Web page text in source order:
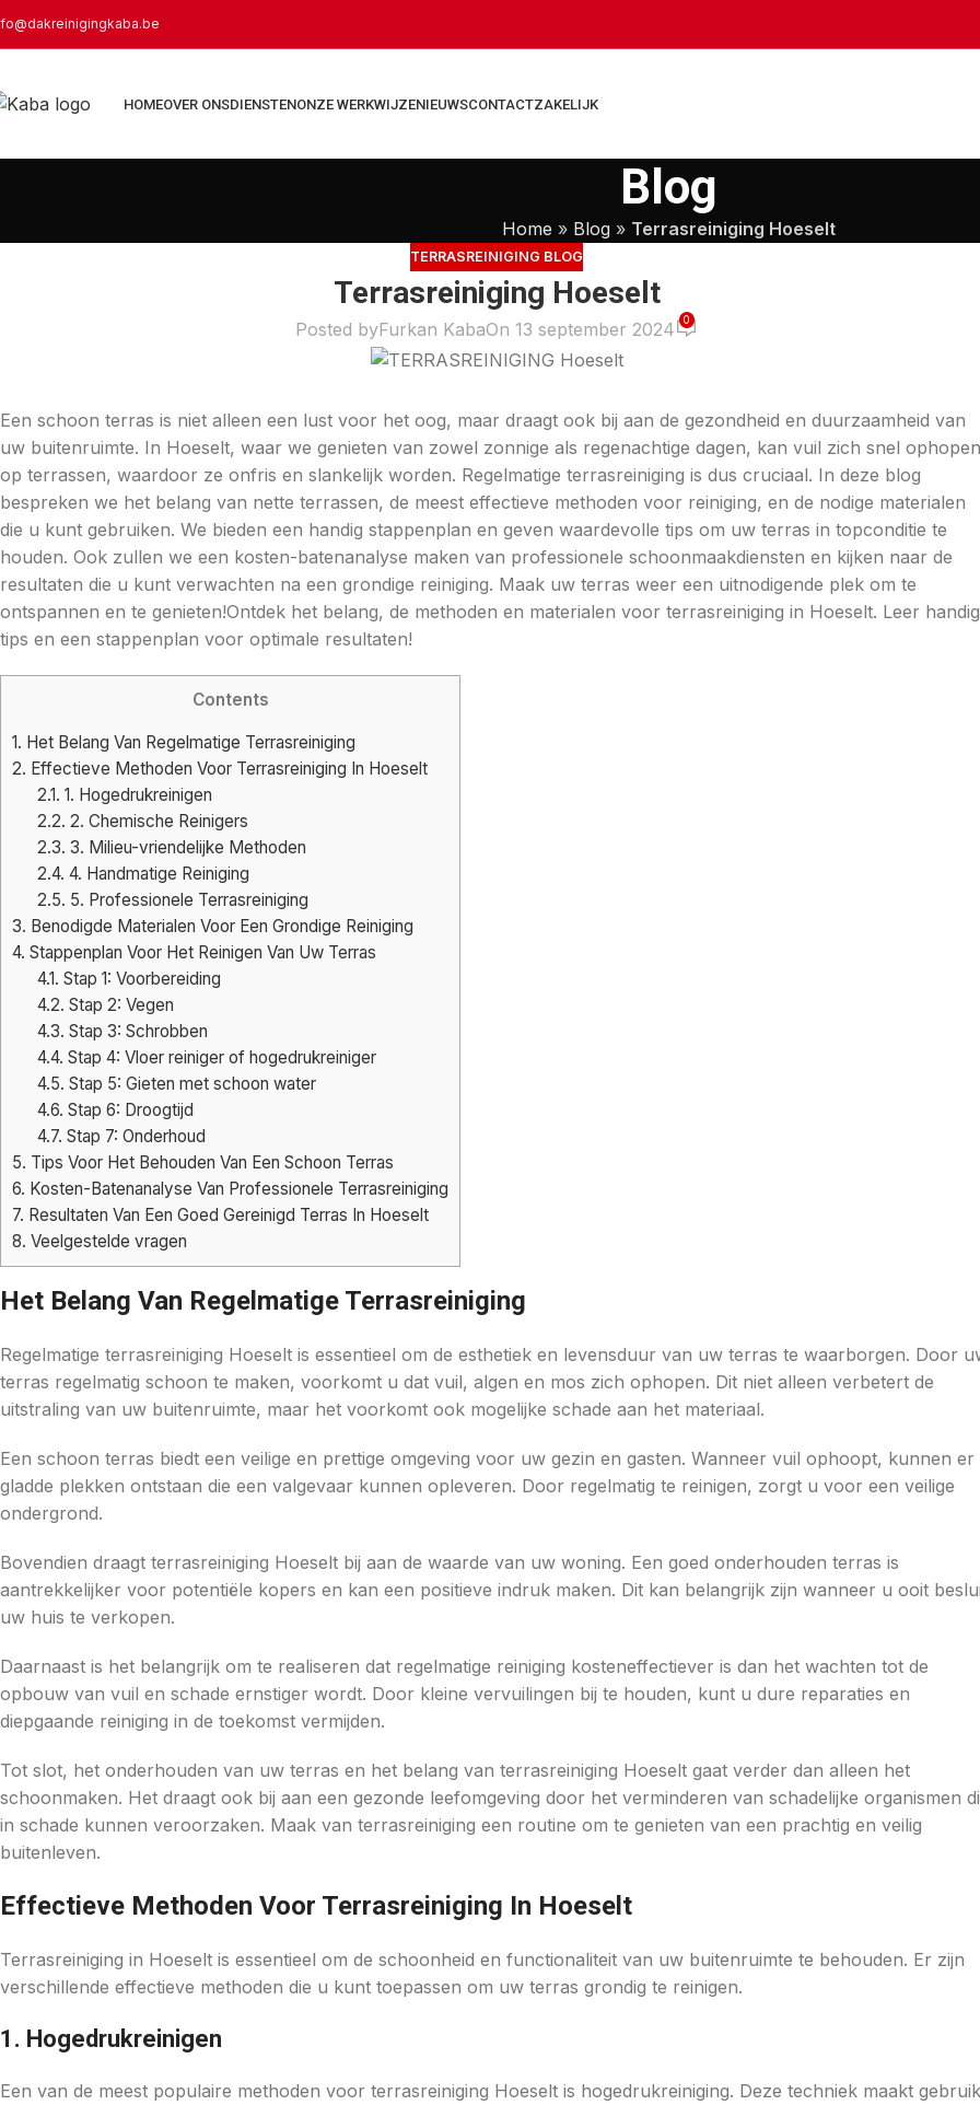
HOMEOVER ONSDIENSTENONZE WERKWIJZENIEUWSCONTACTZAKELIJK
Blog
Home » Blog» Terrasreiniging Hoeselt
TERRASREINIGING BLOG
Terrasreiniging Hoeselt
Posted byFurkan KabaOn 13 september 2024 0
Een schoon terras is niet alleen een lust voor het oog, maar draagt ook bij aan de gezondheid en duurzaamheid van
uw buitenruimte. In Hoeselt, waar we genieten van zowel zonnige als regenachtige dagen, kan vuil zich snel ophopen
op terrassen, waardoor ze onfris en slankelijk worden. Regelmatige terrasreiniging is dus cruciaal. In deze blog
bespreken we het belang van nette terrassen, de meest effectieve methoden voor reiniging, en de nodige materialen
die u kunt gebruiken. We bieden een handig stappenplan en geven waardevolle tips om uw terras in topconditie te
houden. Ook zullen we een kosten-batenanalyse maken van professionele schoonmaakdiensten en kijken naar de
resultaten die u kunt verwachten na een grondige reiniging. Maak uw terras weer een uitnodigende plek om te
ontspannen en te genieten!Ontdek het belang, de methoden en materialen voor terrasreiniging in Hoeselt. Leer
tips en een stappenplan voor optimale resultaten!
Contents
1. Het Belang Van Regelmatige Terrasreiniging
2. Effectieve Methoden Voor Terrasreiniging In Hoeselt
2.1. 1. Hogedrukreinigen
2.2. 2. Chemische Reinigers
2.3. 3. Milieu-vriendelijke Methoden
2.4. 4. Handmatige Reiniging
2.5. 5. Professionele Terrasreiniging
3. Benodigde Materialen Voor Een Grondige Reiniging
4. Stappenplan Voor Het Reinigen Van Uw Terras
4.1. Stap 1: Voorbereiding
4.2. Stap 2: Vegen
4.3. Stap 3: Schrobben
4.4. Stap 4: Vloer reiniger of hogedrukreiniger
4.5. Stap 5: Gieten met schoon water
4.6. Stap 6: Droogtijd
4.7. Stap 7: Onderhoud
5. Tips Voor Het Behouden Van Een Schoon Terras
6. Kosten-Batenanalyse Van Professionele Terrasreiniging
7. Resultaten Van Een Goed Gereinigd Terras In Hoeselt
8. Veelgestelde vragen
Het Belang Van Regelmatige Terrasreiniging
Regelmatige terrasreiniging Hoeselt is essentieel om de esthetiek en levensduur van uw terras te waarborgen. Door
terras regelmatig schoon te maken, voorkomt u dat vuil, algen en mos zich ophopen. Dit niet alleen verbetert de
uitstraling van uw buitenruimte, maar het voorkomt ook mogelijke schade aan het materiaal.
Een schoon terras biedt een veilige en prettige omgeving voor uw gezin en gasten. Wanneer vuil ophoopt, kunnen er
gladde plekken ontstaan die een valgevaar kunnen opleveren. Door regelmatig te reinigen, zorgt u voor een veilige
ondergrond.
Bovendien draagt terrasreiniging Hoeselt bij aan de waarde van uw woning. Een goed onderhouden terras is
aantrekkelijker voor potentiële kopers en kan een positieve indruk maken. Dit kan belangrijk zijn wanneer u ooit
uw huis te verkopen.
Daarnaast is het belangrijk om te realiseren dat regelmatige reiniging kosteneffectiever is dan het wachten tot de
opbouw van vuil en schade ernstiger wordt. Door kleine vervuilingen bij te houden, kunt u dure reparaties en
diepgaande reiniging in de toekomst vermijden.
Tot slot, het onderhouden van uw terras en het belang van terrasreiniging Hoeselt gaat verder dan alleen het
schoonmaken. Het draagt ook bij aan een gezonde leefomgeving door het verminderen van schadelijke organismen
in schade kunnen veroorzaken. Maak van terrasreiniging een routine om te genieten van een prachtig en veilig
buitenleven.
Effectieve Methoden Voor Terrasreiniging In Hoeselt
Terrasreiniging in Hoeselt is essentieel om de schoonheid en functionaliteit van uw buitenruimte te behouden. Er zijn
verschillende effectieve methoden die u kunt toepassen om uw terras grondig te reinigen.
1. Hogedrukreinigen
Een van de meest populaire methoden voor terrasreiniging Hoeselt is hogedrukreiniging. Deze techniek maakt gebruik